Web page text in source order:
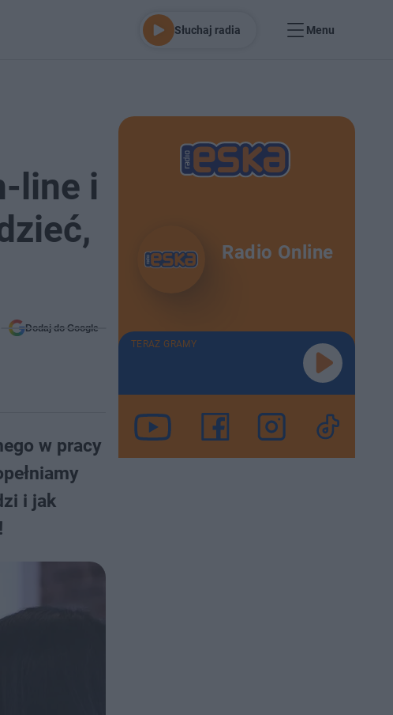
Słuchaj radia Menu
line i
Dodaj do Google
w pracy
i jak
Radio Online
TERAZ GRAMY